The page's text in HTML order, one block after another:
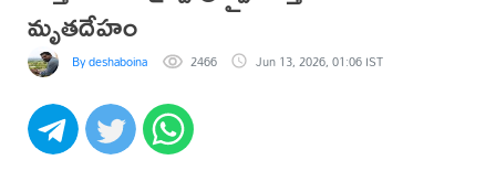
మృతదేహం
By deshaboina 2466 Jun 13, 2026, 01:06 IST